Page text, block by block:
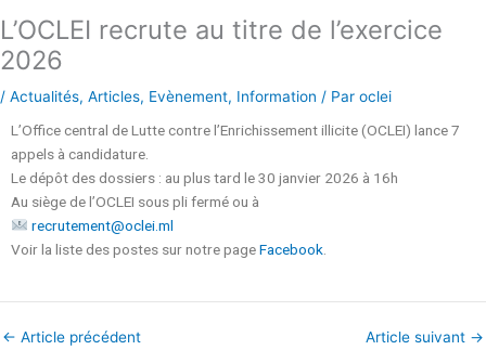
L’OCLEI recrute au titre de l’exercice
2026
/ Actualités, Articles, Evènement, Information / Par oclei
L’Office central de Lutte contre l’Enrichissement illicite (OCLEI) lance 7
appels à candidature.
Le dépôt des dossiers : au plus tard le 30 janvier 2026 à 16h
Au siège de l’OCLEI sous pli fermé ou à
recrutement@oclei.ml
Voir la liste des postes sur notre pageFacebook
← Article précédent Article suivant →